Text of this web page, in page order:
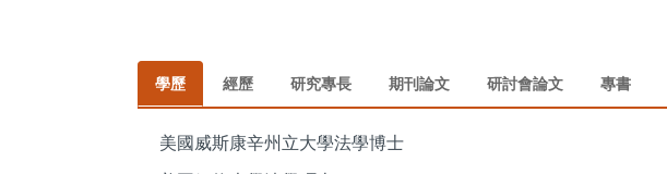
學歷 經歷 研究專長 期刊論文 研討會論文 專書
美國威斯康辛州立大學法學博士